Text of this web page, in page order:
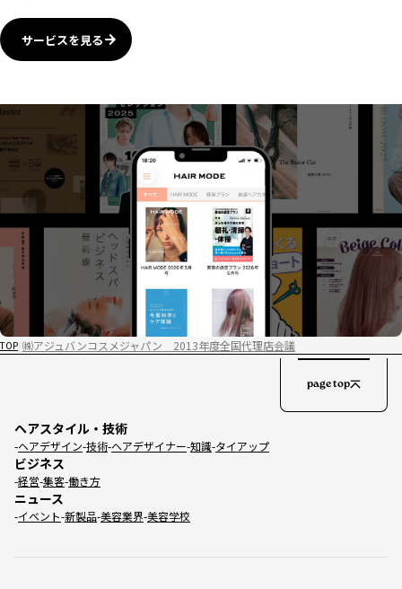
サービスを見る
TOP ㈱アジュバンコスメジャパン 2013年度全国代理店会議
ヘアスタイル・技術
ヘアデザイン 技術 ヘアデザイナー 知識 タイアップ
ビジネス
経営 集客 働き方
ニュース
イベント 新製品 美容業界 美容学校
page top